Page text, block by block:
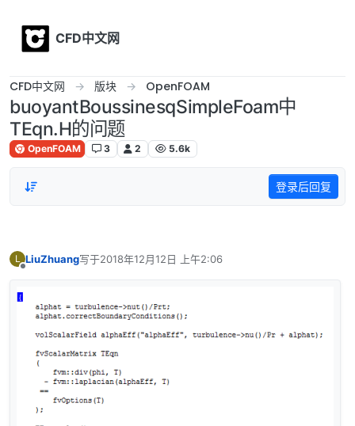
CFD中文网
CFD中文网 版块 OpenFOAM
buoyantBoussinesqSimpleFoam中
TEqn.H的问题
OpenFOAM 3 2 5.6k
登录后回复
L LiuZhuang写于2018年12月12日 上午2:06
最后由 编辑